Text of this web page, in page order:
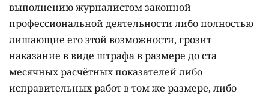
выполнению журналистом законной
профессиональной деятельности либо полностью
лишающие его этой возможности, грозит
наказание в виде штрафа в размере до ста
месячных расчётных показателей либо
исправительных работ в том же размере, либо